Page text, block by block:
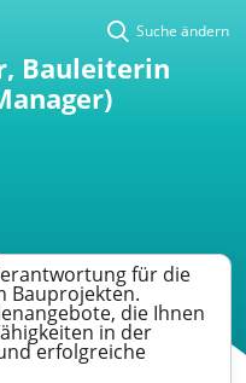
Suche ändern
Bauleiterin
für die
Bauprojekten.
die Ihnen
in der
erfolgreiche